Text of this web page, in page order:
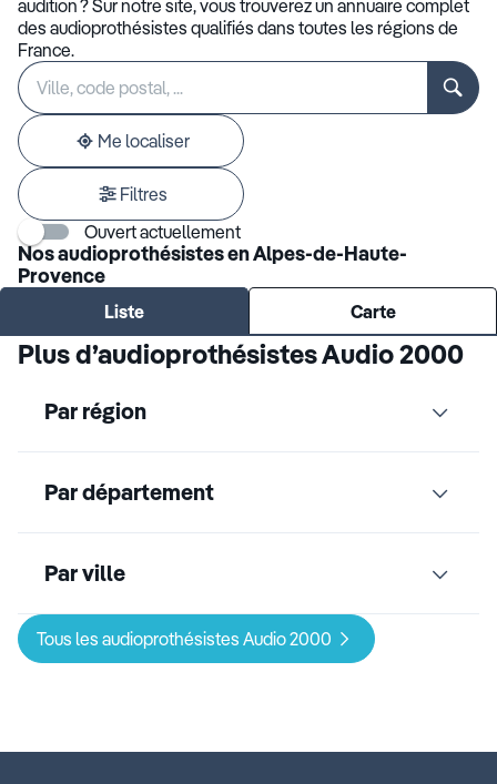
audition ? Sur notre site, vous trouverez un annuaire complet
des audioprothésistes qualifiés dans toutes les régions de
France.
Rechercher
établissement
Veuillez
renseigner
une
adresse
Me localiser
Filtres
Ouvert actuellement
Nos audioprothésistes en Alpes-de-Haute-
Provence
Liste Carte
Plus d’audioprothésistes Audio 2000
Par région
Par département
Par ville
Tous les audioprothésistes Audio 2000